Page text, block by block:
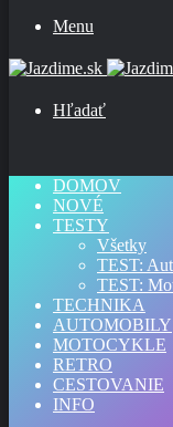
Menu
Hľadať
DOMOV
NOVÉ
TESTY
Všetky
TEST:
TEST:
TECHNIKA
AUTOMOBILY
MOTOCYKLE
RETRO
CESTOVANIE
INFO